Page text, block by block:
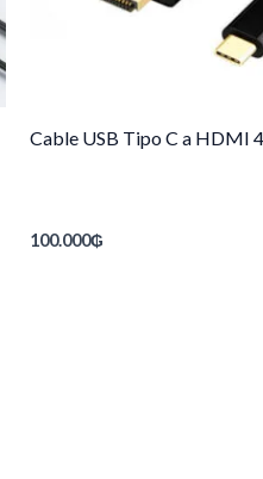
Cable USB Tipo C a HDMI
100.000₲